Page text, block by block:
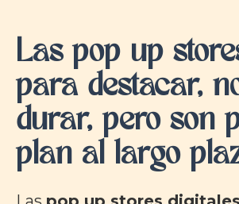
Las pop up
para destacar,
durar, pero son
plan al largo